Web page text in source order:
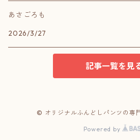
あさごろも
2026/3/27
記事一覧を見
© オリジナルふんどしパンツの専
Powered by